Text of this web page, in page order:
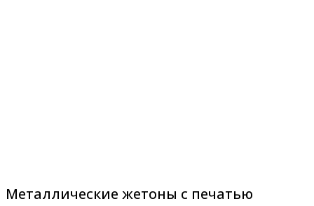
Металлические жетоны с печатью